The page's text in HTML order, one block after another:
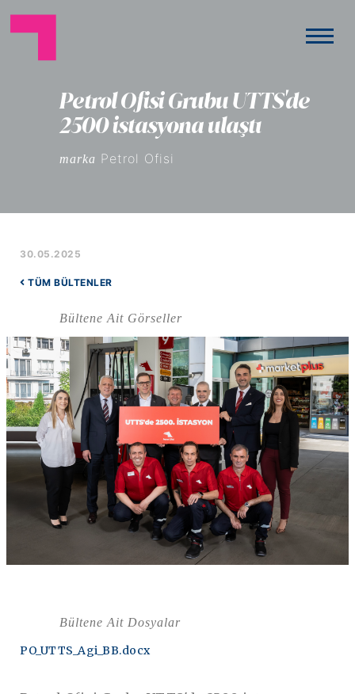
Petrol Ofisi Grubu UTTS'de
2500 istasyona ulaştı
marka Petrol Ofisi
30.05.2025
TÜM BÜLTENLER
Bültene Ait Görseller
Bültene Ait Dosyalar
PO_UTTS_Agi_BB.docx